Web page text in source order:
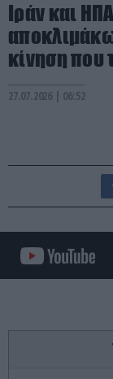
Ιράν και
κίνηση που
27.07.2026 | 06:52